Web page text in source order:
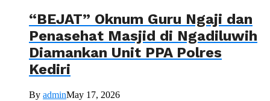
“BEJAT” Oknum Guru Ngaji dan
Penasehat Masjid di Ngadiluwih
Diamankan Unit PPA Polres
Kediri
By adminMay 17, 2026